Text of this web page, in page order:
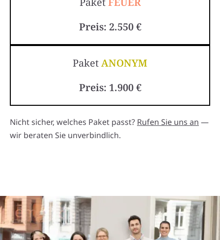
Preis: 2.550 €
PaketANONYM
Preis: 1.900 €
Nicht sicher, welches Paket passt? Rufen Sie uns an —
wir beraten Sie unverbindlich.